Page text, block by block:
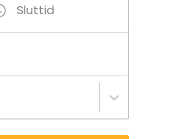
Sluttid